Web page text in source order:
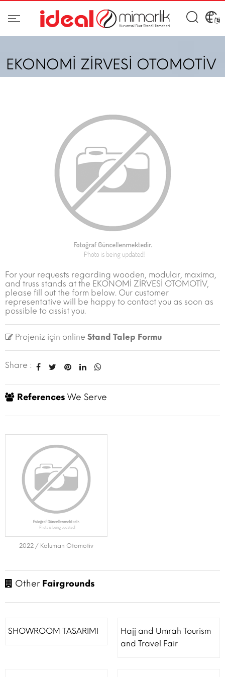
EKONOMİ ZİRVESİ OTOMOTİV
For your requests regarding wooden, modular, maxima,
and truss stands at the EKONOMİ ZİRVESİ OTOMOTİV,
please fill out the form below. Our customer
representative will be happy to contact you as soon as
possible to assist you.
Projeniz için online Stand Talep Formu
Share :
References We Serve
2022 / Koluman Otomotiv
Other Fairgrounds
SHOWROOM TASARIMI
Hajj and Umrah Tourism
and Travel Fair